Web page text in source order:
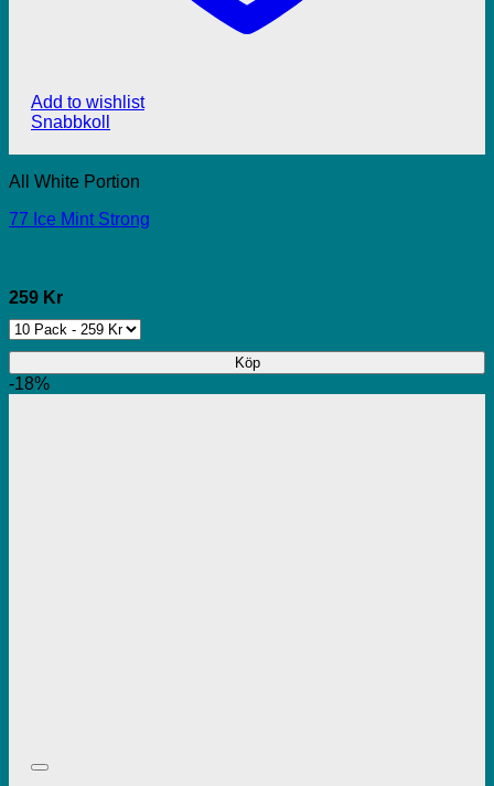
Add to wishlist
Snabbkoll
All White Portion
77 Ice Mint Strong
259 Kr
Köp
-18%